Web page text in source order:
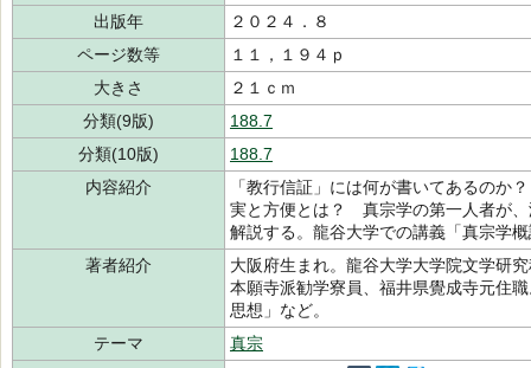
出版年
２０２４．８
ページ数等
１１，１９４ｐ
大きさ
２１ｃｍ
分類(9版)
188.7
分類(10版)
188.7
内容紹介
「教行信証」には何が書いてあるの
実と方便とは？ 真宗学の第一人者が
解説する。龍谷大学での講義「真宗学
著者紹介
大阪府生まれ。龍谷大学大学院文学研
本願寺派勧学寮員、福井県覺成寺元住
思想」など。
テーマ
真宗